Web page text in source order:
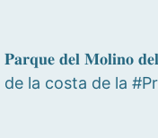
𝐏𝐚𝐫𝐪𝐮𝐞 𝐝𝐞𝐥 𝐌𝐨𝐥𝐢𝐧𝐨
de la costa de la